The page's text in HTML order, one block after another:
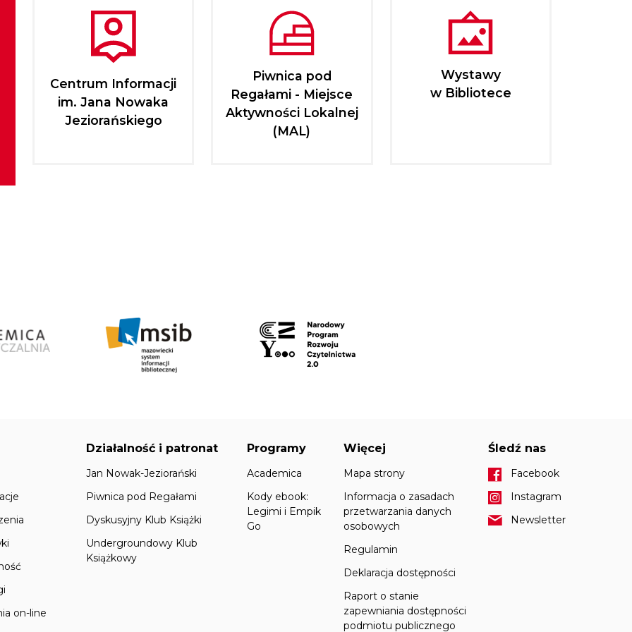
Centrum Informacji
im. Jana Nowaka
Jeziorańskiego
Piwnica pod
Regałami - Miejsce
Aktywności Lokalnej
(MAL)
Wystawy
w Bibliotece
on-line
Działalność i patronat
Jan Nowak-Jeziorański
Piwnica pod Regałami
Dyskusyjny Klub Książki
Undergroundowy Klub
Książkowy
Programy
Academica
Kody ebook:
Legimi i Empik
Go
Więcej
Mapa strony
Informacja o zasadach
przetwarzania danych
osobowych
Regulamin
Deklaracja dostępności
Raport o stanie
zapewniania dostępności
podmiotu publicznego
Śledź nas
Facebook
Instagram
Newsletter